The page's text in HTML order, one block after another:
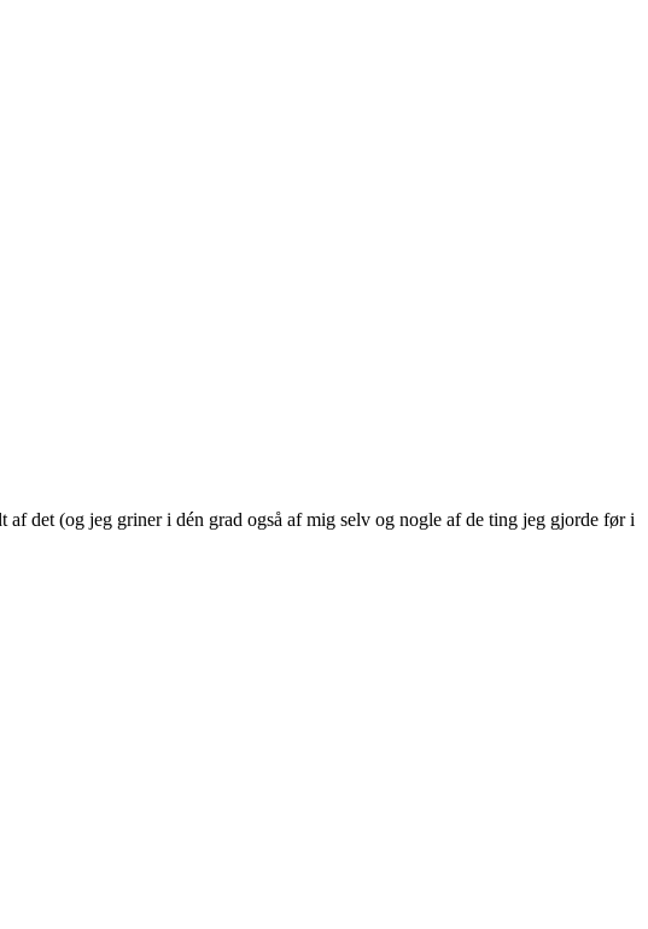
det (og jeg griner i dén grad også af mig selv og nogle af de ting jeg gjorde før i